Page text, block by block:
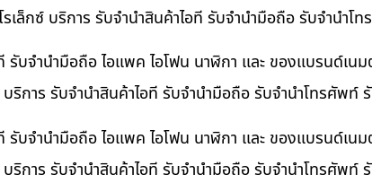
เล็กซ์ บริการ รับจำนำสินค้าไอที รับจำนำมือถือ รับจำนำโ
รับจำนำมือถือ ไอแพค ไอโฟน นาฬิกา และ ของแบรนด์เน
ริการ รับจำนำสินค้าไอที รับจำนำมือถือ รับจำนำโทรศัพท์
รับจำนำมือถือ ไอแพค ไอโฟน นาฬิกา และ ของแบรนด์เน
การ รับจำนำสินค้าไอที รับจำนำมือถือ รับจำนำโทรศัพท์